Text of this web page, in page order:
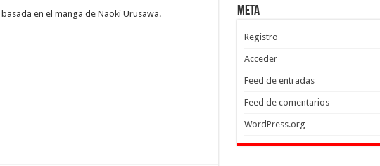
en el manga de Naoki Urusawa. Meta
Registro
Acceder
Feed de entradas
Feed de comentarios
WordPress.org